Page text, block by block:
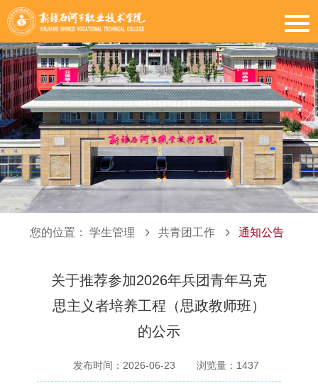
您的位置： 学生管理 共青团工作 通知公告
关于推荐参加2026年兵团青年马克
思主义者培养工程（思政教师班）
的公示
发布时间：2026-06-23 浏览量： 1437